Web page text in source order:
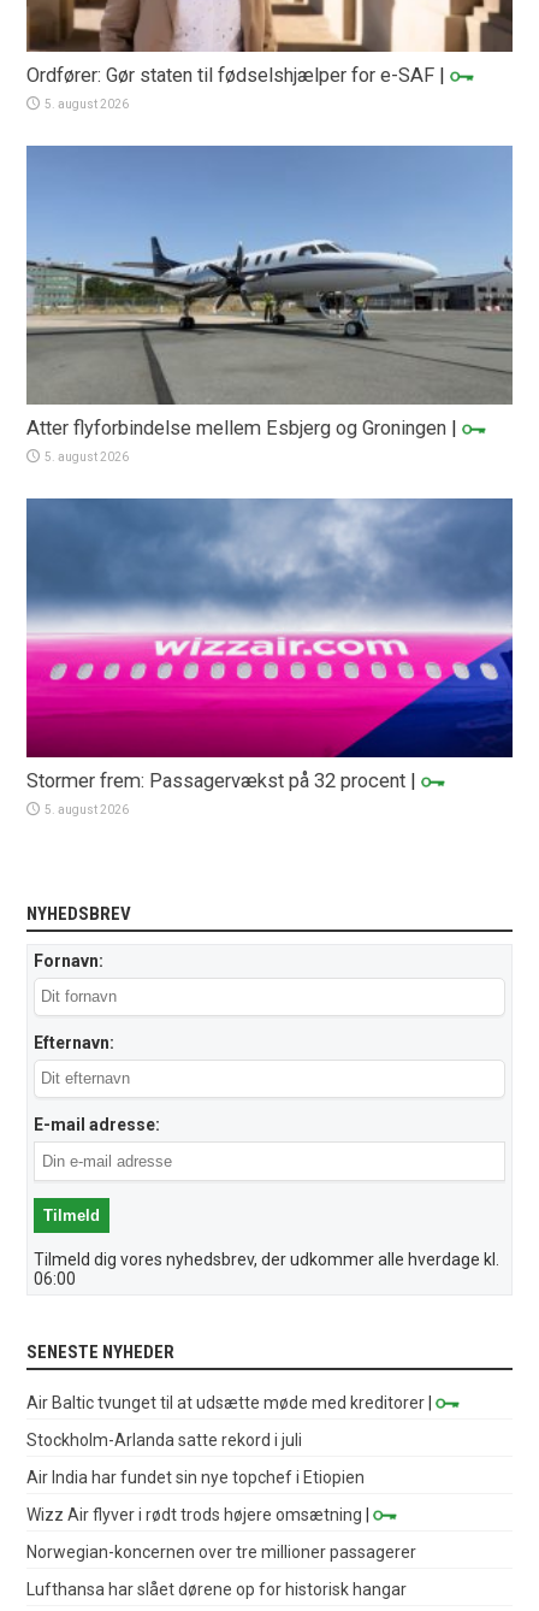
Ordfører: Gør staten til fødselshjælper for e-SAF |
5. august 2026
Atter flyforbindelse mellem Esbjerg og Groningen |
5. august 2026
Stormer frem: Passagervækst på 32 procent |
5. august 2026
NYHEDSBREV
Fornavn:
Efternavn:
E-mail adresse:
Tilmeld dig vores nyhedsbrev, der udkommer alle hverdage kl.
06:00
SENESTE NYHEDER
Air Baltic tvunget til at udsætte møde med kreditorer |
Stockholm-Arlanda satte rekord i juli
Air India har fundet sin nye topchef i Etiopien
Wizz Air flyver i rødt trods højere omsætning |
Norwegian-koncernen over tre millioner passagerer
Lufthansa har slået dørene op for historisk hangar